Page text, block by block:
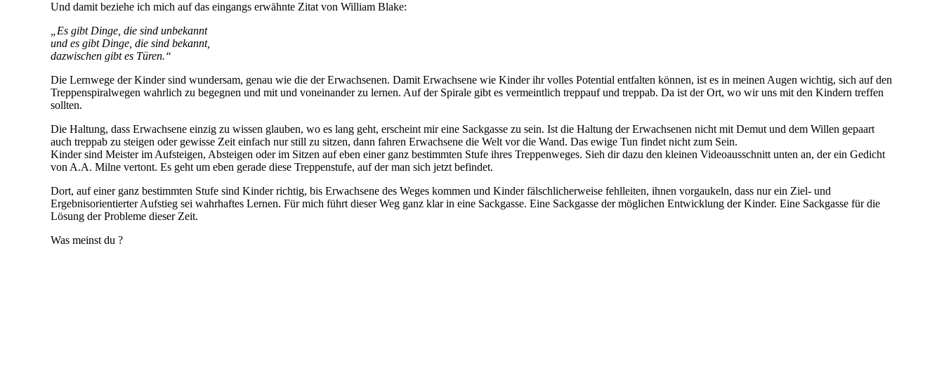
Und damit beziehe ich mich auf das eingangs erwähnte Zitat von William Blake:
„Es gibt Dinge, die sind unbekannt
und es gibt Dinge, die sind bekannt,
dazwischen gibt es Türen.“
Die Lernwege der Kinder sind wundersam, genau wie die der Erwachsenen. Damit Erwachsene wie Kinder ihr volles Potential entfalten können, ist es in meinen Augen wichtig, sich auf den
Treppenspiralwegen wahrlich zu begegnen und mit und voneinander zu lernen. Auf der Spirale gibt es vermeintlich treppauf und treppab. Da ist der Ort, wo wir uns mit den Kindern treffen
sollten.
Die Haltung, dass Erwachsene einzig zu wissen glauben, wo es lang geht, erscheint mir eine Sackgasse zu sein. Ist die Haltung der Erwachsenen nicht mit Demut und dem Willen gepaart
auch treppab zu steigen oder gewisse Zeit einfach nur still zu sitzen, dann fahren Erwachsene die Welt vor die Wand. Das ewige Tun findet nicht zum Sein.
Kinder sind Meister im Aufsteigen, Absteigen oder im Sitzen auf eben einer ganz bestimmten Stufe ihres Treppenweges. Sieh dir dazu den kleinen Videoausschnitt unten an, der ein Gedicht
von A.A. Milne vertont. Es geht um eben gerade diese Treppenstufe, auf der man sich jetzt befindet.
Dort, auf einer ganz bestimmten Stufe sind Kinder richtig, bis Erwachsene des Weges kommen und Kinder fälschlicherweise fehlleiten, ihnen vorgaukeln, dass nur ein Ziel- und
Ergebnisorientierter Aufstieg sei wahrhaftes Lernen. Für mich führt dieser Weg ganz klar in eine Sackgasse. Eine Sackgasse der möglichen Entwicklung der Kinder. Eine Sackgasse für die
Lösung der Probleme dieser Zeit.
Was meinst du ?